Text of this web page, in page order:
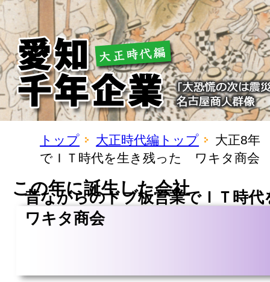
トップ 大正時代編トップ
大正8年
でＩＴ時代を生き残った ワキタ商会
この年に誕生した会社
昔ながらのドブ板営業でＩＴ時
ワキタ商会